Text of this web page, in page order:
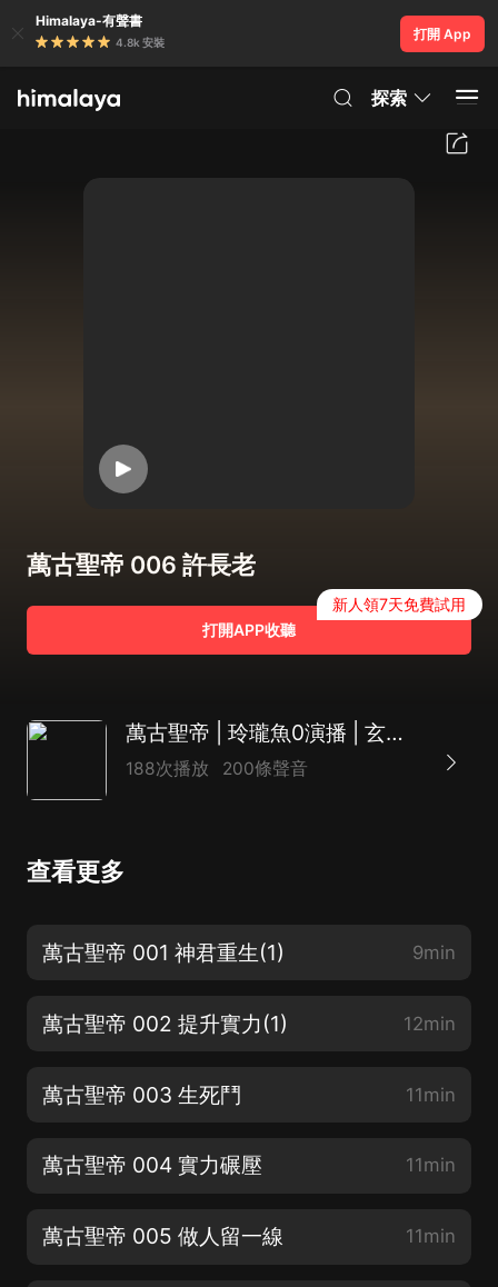
Himalaya-有聲書
4.8k 安裝
打開 App
探索
萬古聖帝 006 許長老
打開APP收聽
新人領7天免費試用
萬古聖帝 | 玲瓏魚0演播 | 玄幻仙俠 |神君重生 | 漫長的復仇之路
188次播放 200條聲音
查看更多
萬古聖帝 001 神君重生(1) 9min
萬古聖帝 002 提升實力(1) 12min
萬古聖帝 003 生死鬥 11min
萬古聖帝 004 實力碾壓 11min
萬古聖帝 005 做人留一線 11min